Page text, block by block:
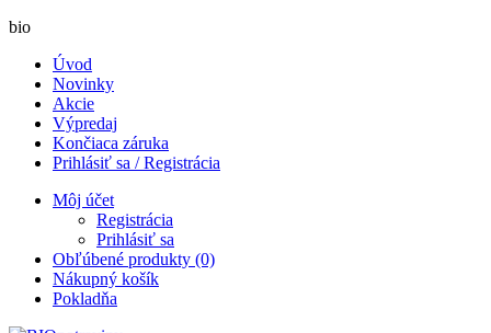
bio
Úvod
Novinky
Akcie
Výpredaj
Končiaca záruka
Prihlásiť sa / Registrácia
Môj účet
Registrácia
Prihlásiť sa
Obľúbené produkty (0)
Nákupný košík
Pokladňa